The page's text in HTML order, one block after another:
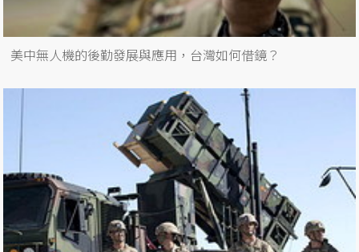
美中無人機的後勤發展與應用，台灣如何借鏡？